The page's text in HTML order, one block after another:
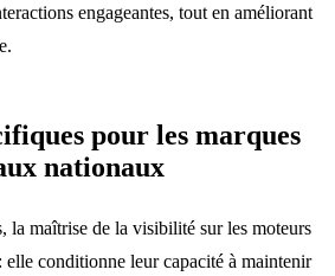
engageantes, tout en améliorant
pour les marques
nationaux
la maîtrise de la visibilité sur les moteurs
elle conditionne leur capacité à maintenir